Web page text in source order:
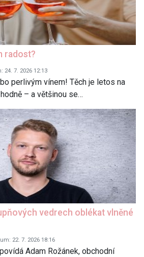
radost?
24. 7. 2026 12:13
perlivým vínem! Těch je letos na
– a většinou se…
vedrech oblékat vlněné
22. 7. 2026 18:16
Adam Rožánek, obchodní